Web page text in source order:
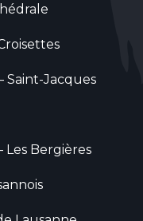
Saint-Jacques
Les Bergières